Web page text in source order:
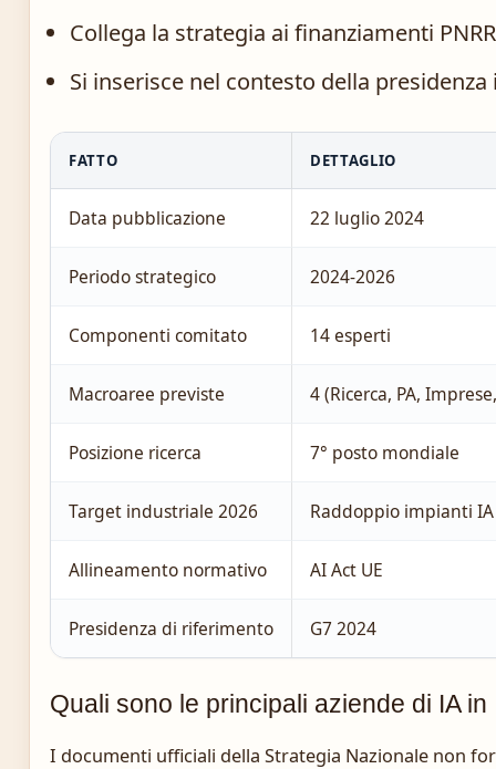
Collega la strategia ai finanziamenti
Si inserisce nel contesto della presidenza
FATTO DETTAGLIO
Data pubblicazione 22 luglio 2024
Periodo strategico 2024-2026
Componenti comitato 14 esperti
Macroaree previste 4 (Ricerca, PA,
Posizione ricerca 7° posto mondiale
Target industriale 2026 Raddoppio impianti IA
Allineamento normativo AI Act UE
Presidenza di riferimento G7 2024
Quali sono le principali aziende di IA in
I documenti ufficiali della Strategia Nazionale non